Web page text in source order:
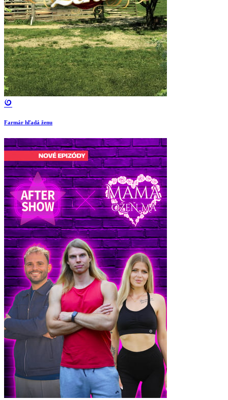
Farmár hľadá ženu